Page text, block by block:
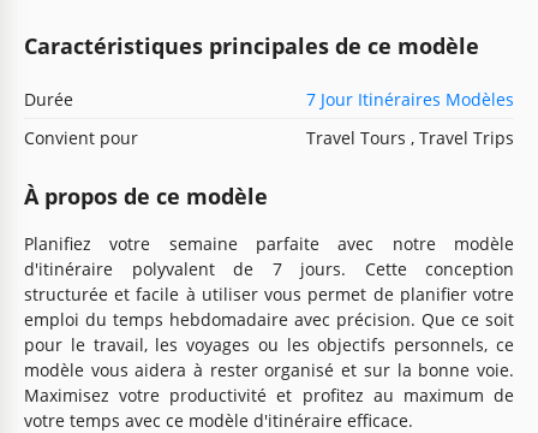
Caractéristiques principales de ce modèle
Durée
7 Jour Itinéraires Modèles
Convient pour
Travel Tours , Travel Trips
À propos de ce modèle
Planifiez votre semaine parfaite avec notre modèle
d'itinéraire polyvalent de 7 jours. Cette conception
structurée et facile à utiliser vous permet de planifier votre
emploi du temps hebdomadaire avec précision. Que ce soit
pour le travail, les voyages ou les objectifs personnels, ce
modèle vous aidera à rester organisé et sur la bonne voie.
Maximisez votre productivité et profitez au maximum de
votre temps avec ce modèle d'itinéraire efficace.